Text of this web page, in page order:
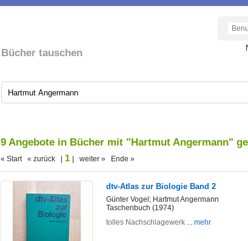
Bücher tauschen
9 Angebote in Bücher mit "Hartmut Angermann"
« Start « zurück | 1 | weiter » Ende »
dtv-Atlas zur Biologie Band 2
Günter Vogel; Hartmut Angermann
Taschenbuch (1974)
tolles Nachschlagewerk ... mehr